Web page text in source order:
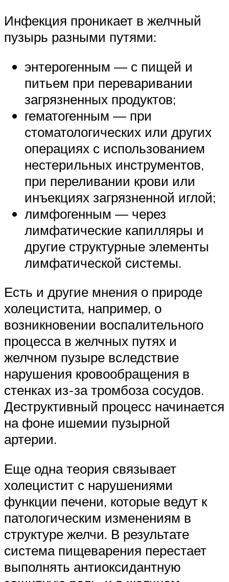
Инфекция проникает в желчный
пузырь разными путями:
энтерогенным — с пищей и
питьем при переваривании
загрязненных продуктов;
гематогенным — при
стоматологических или других
операциях с использованием
нестерильных инструментов,
при переливании крови или
инъекциях загрязненной иглой;
лимфогенным — через
лимфатические капилляры и
другие структурные элементы
лимфатической системы.
Есть и другие мнения о природе
холецистита, например, о
возникновении воспалительного
процесса в желчных путях и
желчном пузыре вследствие
нарушения кровообращения в
стенках из-за тромбоза сосудов.
Деструктивный процесс начинается
на фоне ишемии пузырной
артерии.
Еще одна теория связывает
холецистит с нарушениями
функции печени, которые ведут к
патологическим изменениям в
структуре желчи. В результате
система пищеварения перестает
выполнять антиоксидантную